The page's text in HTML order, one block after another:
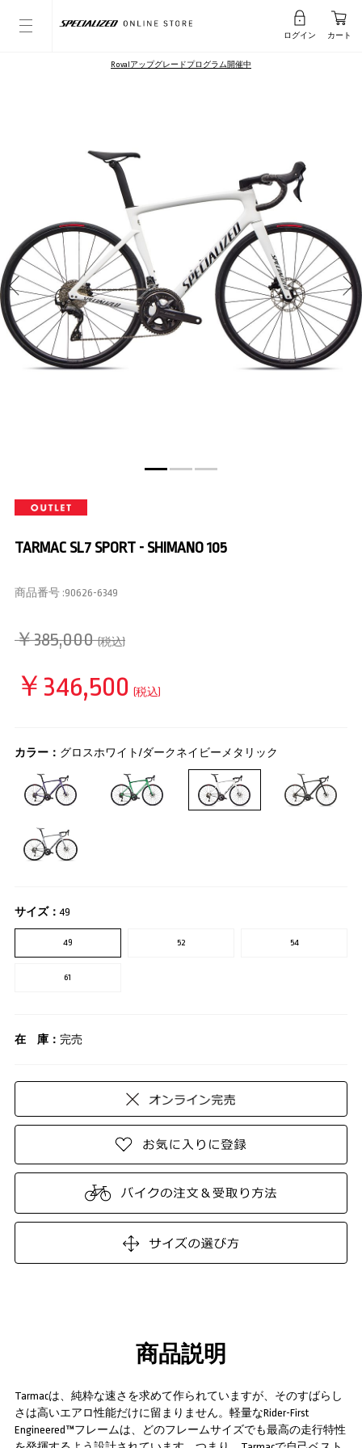
ログイン カート
Rovalアップグレードプログラム開催中
TARMAC SL7 SPORT - SHIMANO 105
商品番号 :90626-6349
￥385,000 (税込)
￥346,500 (税込)
カラー： グロスホワイト/ダークネイビーメタリック
サイズ：49
49 52 54
61
在 庫： 完売
商品説明
Tarmacは、純粋な速さを求めて作られていますが、そのすばらし
さは高いエアロ性能だけに留まりません。軽量なRider-First
Engineered™フレームは、どのフレームサイズでも最高の走行特性